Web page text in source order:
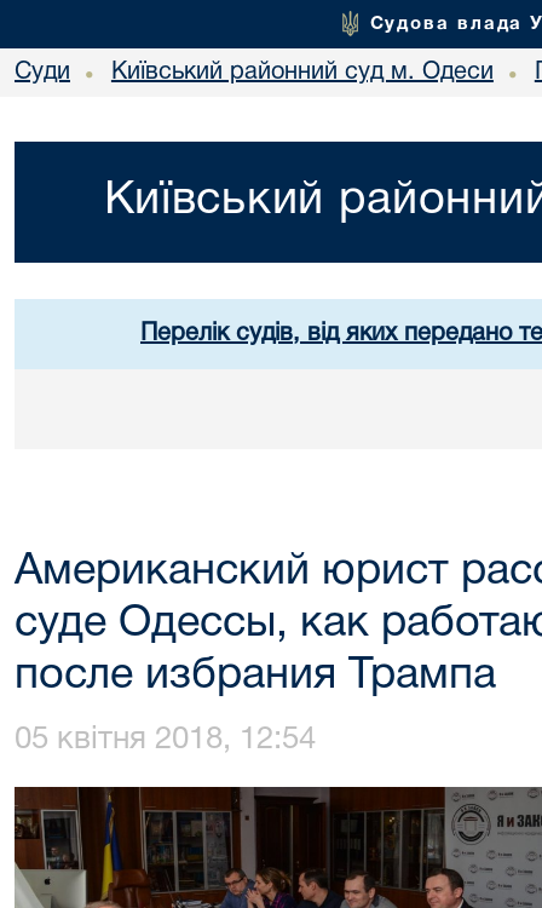
Судова влада
Суди • Київський районний суд м. Одеси •
Київський
Перелік судів, від яких передано
Американский юрист
суде Одессы, как
после избрания Трампа
05 квітня 2018, 12:54